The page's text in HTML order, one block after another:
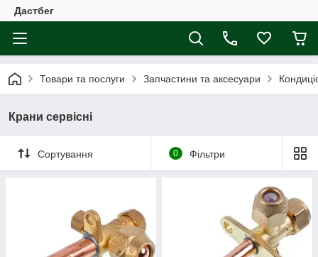
Дастбег
Товари та послуги Запчастини та аксесуари
Крани сервісні
Сортування 0 Фільтри